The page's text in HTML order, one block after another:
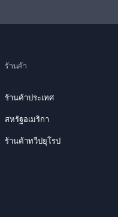
ร้านค้า
ร้านค้าประเทศ
สหรัฐอเมริกา
ร้านค้าทวีปยุโรป